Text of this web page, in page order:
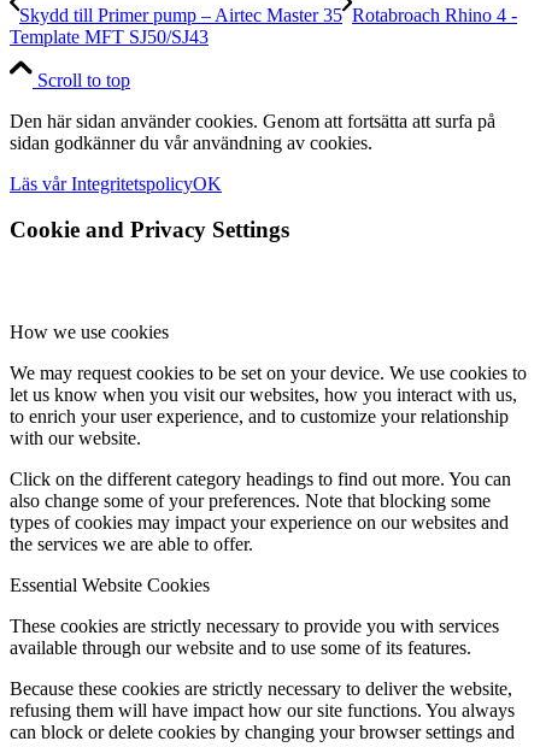
Skydd till Primer pump – Airtec Master 35 Rotabroach Rhino 4 -
Template MFT SJ50/SJ43
Scroll to top
Den här sidan använder cookies. Genom att fortsätta att surfa på
sidan godkänner du vår användning av cookies.
Läs vår IntegritetspolicyOK
Cookie and Privacy Settings
How we use cookies
We may request cookies to be set on your device. We use cookies to
let us know when you visit our websites, how you interact with us,
to enrich your user experience, and to customize your relationship
with our website.
Click on the different category headings to find out more. You can
also change some of your preferences. Note that blocking some
types of cookies may impact your experience on our websites and
the services we are able to offer.
Essential Website Cookies
These cookies are strictly necessary to provide you with services
available through our website and to use some of its features.
Because these cookies are strictly necessary to deliver the website,
refusing them will have impact how our site functions. You always
can block or delete cookies by changing your browser settings and